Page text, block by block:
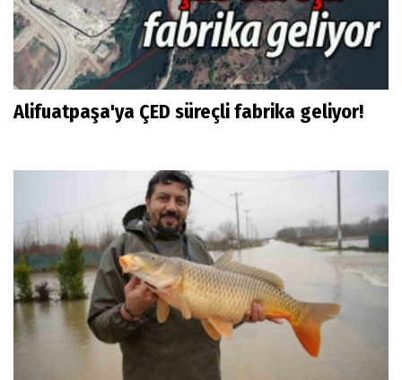
Alifuatpaşa'ya ÇED süreçli fabrika geliyor!